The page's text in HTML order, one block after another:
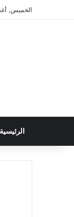
الخميس,
الرئيسية